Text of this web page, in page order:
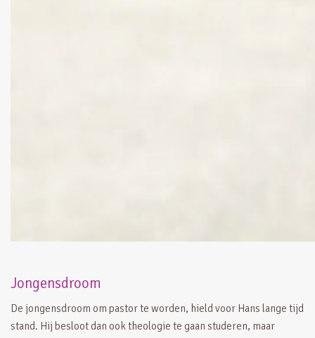
Jongensdroom
De jongensdroom om pastor te worden, hield voor Hans lange tijd
stand. Hij besloot dan ook theologie te gaan studeren, maar